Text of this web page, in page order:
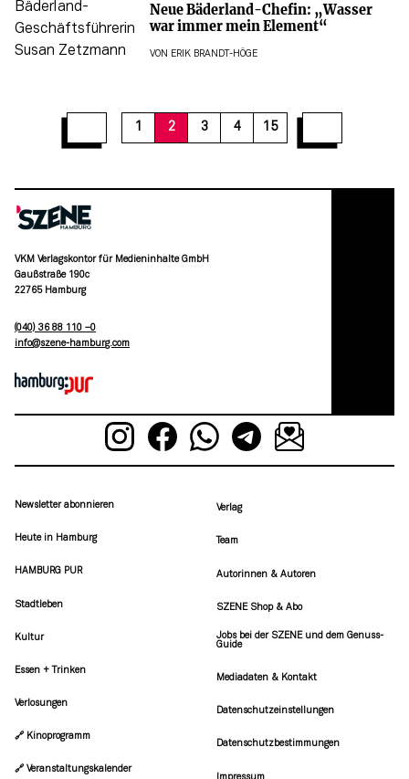
Neue Bäderland-Chefin: „Wasser
war immer mein Element“
VON ERIK BRANDT-HÖGE
1 2 3 4 15
12 15
VKM Verlagskontor für Medieninhalte GmbH
Gaußstraße 190c
22765 Hamburg
(040) 36 88 110 –0
moc.grubmah-enezs@ofni
Newsletter abonnieren
Heute in Hamburg
HAMBURG PUR
Stadtleben
Kultur
Essen + Trinken
Verlosungen
🔗 Kinoprogramm
🔗 Veranstaltungskalender
Verlag
Team
Autorinnen & Autoren
SZENE Shop & Abo
Jobs bei der SZENE und dem Genuss-
Guide
Mediadaten & Kontakt
Datenschutzeinstellungen
Datenschutzbestimmungen
Impressum